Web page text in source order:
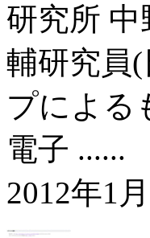
研究所
輔研究員
プによる
電子 ......
2012年1